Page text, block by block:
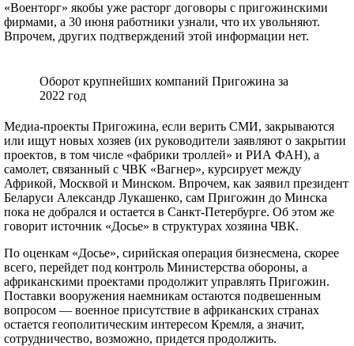
«Военторг» якобы уже расторг договоры с пригожинскими
фирмами, а 30 июня работники узнали, что их увольняют.
Впрочем, других подтверждений этой информации нет.
Оборот крупнейших компаний Пригожина за
2022 год
Медиа-проекты Пригожина, если верить СМИ, закрываются
или ищут новых хозяев (их руководители заявляют о закрытии
проектов, в том числе «фабрики троллей» и РИА ФАН), а
самолет, связанный с ЧВК «Вагнер», курсирует между
Африкой, Москвой и Минском. Впрочем, как заявил президент
Беларуси Александр Лукашенко, сам Пригожин до Минска
пока не добрался и остается в Санкт-Петербурге. Об этом же
говорит источник «Досье» в структурах хозяина ЧВК.
По оценкам «Досье», сирийская операция бизнесмена, скорее
всего, перейдет под контроль Министерства обороны, а
африканскими проектами продолжит управлять Пригожин.
Поставки вооружения наемникам остаются подвешенным
вопросом — военное присутствие в африканских странах
остается геополитическим интересом Кремля, а значит,
сотрудничество, возможно, придется продолжить.